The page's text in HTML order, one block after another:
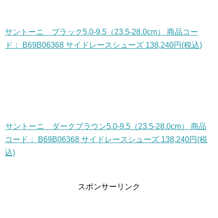
サントーニ ブラック5.0-9.5（23.5-28.0cm） 商品コー
ド： B69B06368 サイドレースシューズ 138,240円(税込)
サントーニ ダークブラウン5.0-9.5（23.5-28.0cm） 商品
コード： B69B06368 サイドレースシューズ 138,240円(税
込)
スポンサーリンク